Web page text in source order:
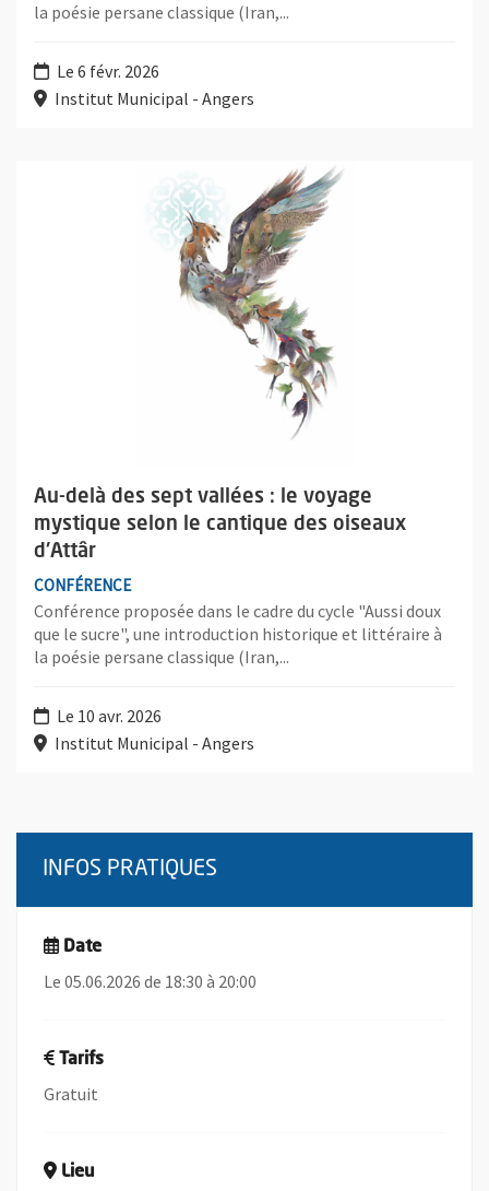
la poésie persane classique (Iran,...
Le 6 févr. 2026
Institut Municipal - Angers
Au-delà des sept vallées : le voyage
mystique selon le cantique des oiseaux
d'Attâr
CONFÉRENCE
Conférence proposée dans le cadre du cycle "Aussi doux
que le sucre", une introduction historique et littéraire à
la poésie persane classique (Iran,...
Le 10 avr. 2026
Institut Municipal - Angers
Plus d'information sur l'évènement : Au-delà des sept vallées
INFOS PRATIQUES
Date
Le 05.06.2026 de 18:30 à 20:00
Tarifs
Gratuit
Lieu